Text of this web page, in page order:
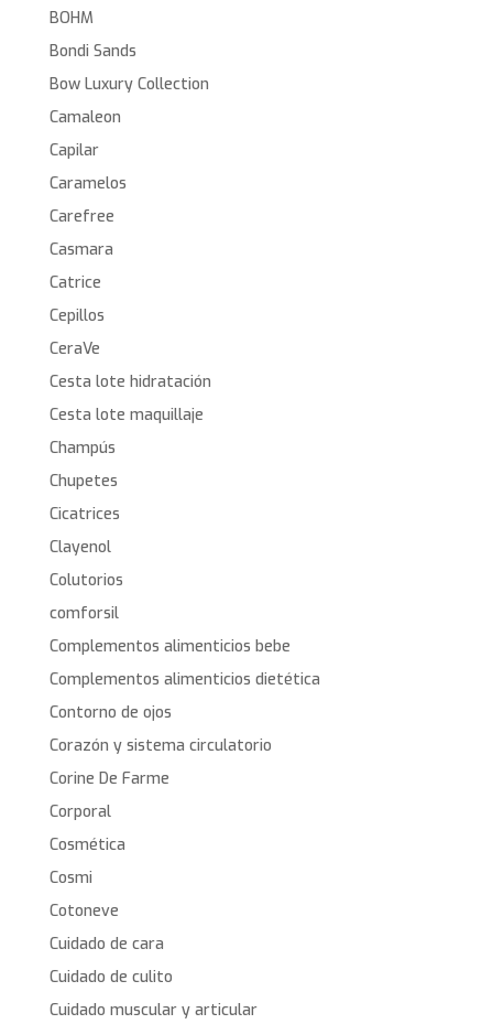
BOHM
Bondi Sands
Bow Luxury Collection
Camaleon
Capilar
Caramelos
Carefree
Casmara
Catrice
Cepillos
CeraVe
Cesta lote hidratación
Cesta lote maquillaje
Champús
Chupetes
Cicatrices
Clayenol
Colutorios
comforsil
Complementos alimenticios bebe
Complementos alimenticios dietética
Contorno de ojos
Corazón y sistema circulatorio
Corine De Farme
Corporal
Cosmética
Cosmi
Cotoneve
Cuidado de cara
Cuidado de culito
Cuidado muscular y articular